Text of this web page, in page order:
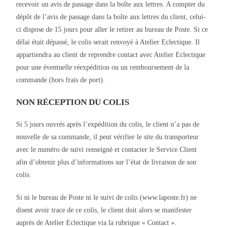
recevoir un avis de passage dans la boîte aux lettres. A compter du
dépôt de l’avis de passage dans la boîte aux lettres du client, celui-
ci dispose de 15 jours pour aller le retirer au bureau de Poste. Si ce
délai était dépassé, le colis serait renvoyé à Atelier Eclectique. Il
appartiendra au client de reprendre contact avec Atelier Eclectique
pour une éventuelle réexpédition ou un remboursement de la
commande (hors frais de port).
NON RÉCEPTION DU COLIS
Si 5 jours ouvrés après l’expédition du colis, le client n’a pas de
nouvelle de sa commande, il peut vérifier le site du transporteur
avec le numéro de suivi renseigné et contacter le Service Client
afin d’obtenir plus d’informations sur l’état de livraison de son
colis.
Si ni le bureau de Poste ni le suivi de colis (www.laposte.fr) ne
disent avoir trace de ce colis, le client doit alors se manifester
auprès de Atelier Eclectique via la rubrique « Contact ».